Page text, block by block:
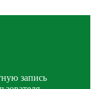
запись